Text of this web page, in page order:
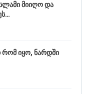
მიიღო და
რომ იყო, ნარდში